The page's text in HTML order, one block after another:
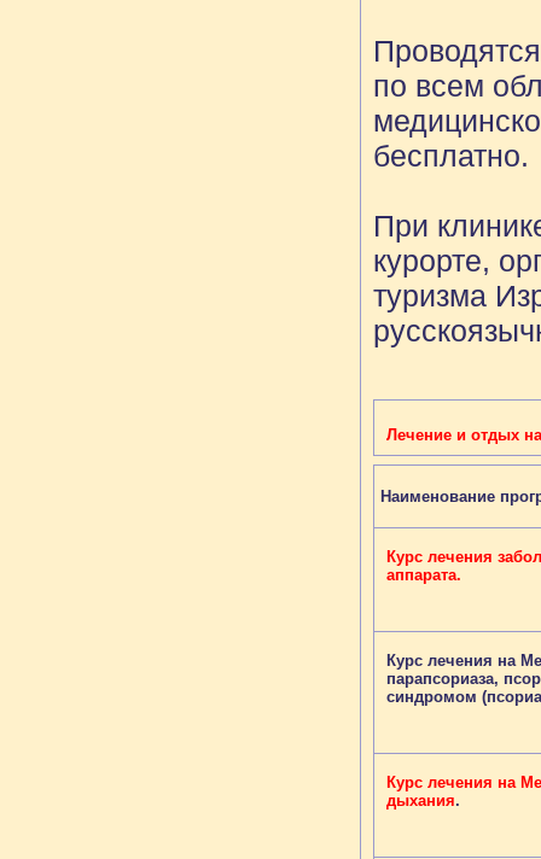
по всем
бесплатно.
При
курорте,
туризма
Лечение и отдых
Наименование
Курс лечения
аппарата.
Курс лечения на
парапсориаза,
синдромом
Курс лечения на
дыхания.